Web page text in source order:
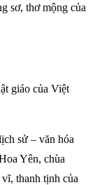
sơ, thơ mộng của
giáo của Việt
sử – văn hóa
Yên, chùa
thanh tịnh của